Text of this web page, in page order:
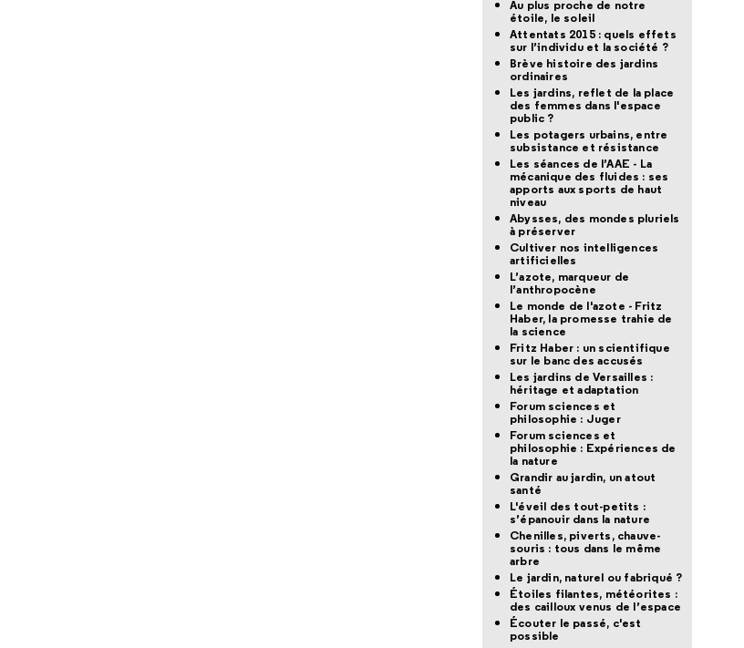
Au plus proche de notre
étoile, le soleil
Attentats 2015 : quels effets
sur l’individu et la société ?
Brève histoire des jardins
ordinaires
Les jardins, reflet de la place
des femmes dans l'espace
public ?
Les potagers urbains, entre
subsistance et résistance
Les séances de l’AAE - La
mécanique des fluides : ses
apports aux sports de haut
niveau
Abysses, des mondes pluriels
à préserver
Cultiver nos intelligences
artificielles
L’azote, marqueur de
l’anthropocène
Le monde de l'azote - Fritz
Haber, la promesse trahie de
la science
Fritz Haber : un scientifique
sur le banc des accusés
Les jardins de Versailles :
héritage et adaptation
Forum sciences et
philosophie : Juger
Forum sciences et
philosophie : Expériences de
la nature
Grandir au jardin, un atout
santé
L'éveil des tout-petits :
s’épanouir dans la nature
Chenilles, piverts, chauve-
souris : tous dans le même
arbre
Le jardin, naturel ou fabriqué ?
Étoiles filantes, météorites :
des cailloux venus de l’espace
Écouter le passé, c'est
possible